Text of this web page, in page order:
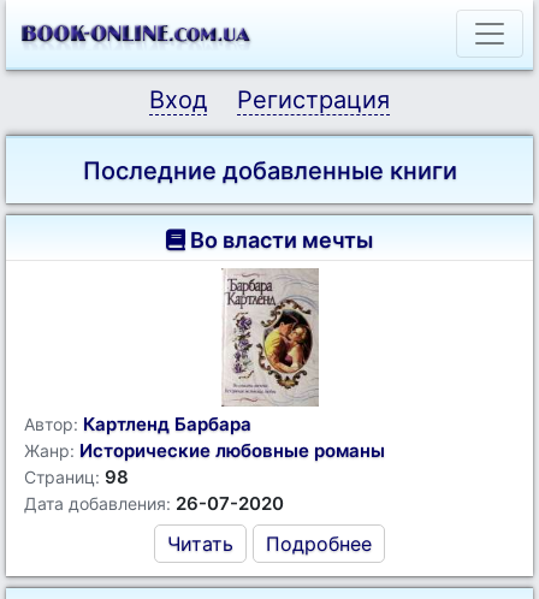
Вход Регистрация
Последние добавленные книги
Во власти мечты
Автор: Картленд Барбара
Жанр: Исторические любовные романы
Страниц: 98
Дата добавления: 26-07-2020
Читать Подробнее